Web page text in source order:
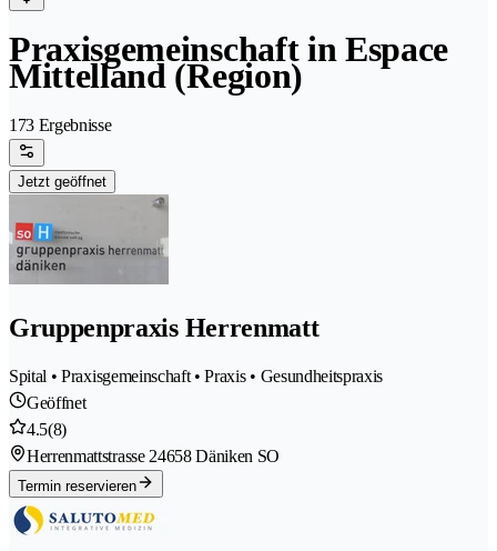
Praxisgemeinschaft in Espace
Mittelland (Region)
173 Ergebnisse
Jetzt geöffnet
Gruppenpraxis Herrenmatt
Spital • Praxisgemeinschaft • Praxis • Gesundheitspraxis
Geöffnet
4.5(8)
Herrenmattstrasse 24658 Däniken SO
Termin reservieren